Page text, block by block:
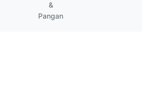
&
Pangan